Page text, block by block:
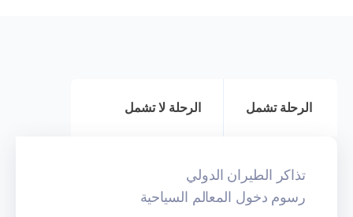
الرحلة لا تشمل
تذاكر الطيران الدولي
رسوم دخول المعالم السياحية